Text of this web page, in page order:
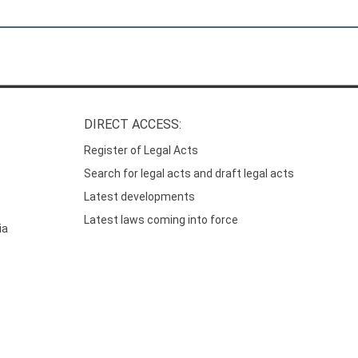
DIRECT ACCESS:
Register of Legal Acts
Search for legal acts and draft legal acts
Latest developments
Latest laws coming into force